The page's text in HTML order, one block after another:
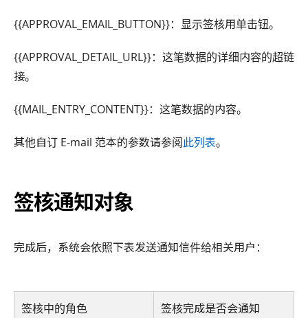
{{APPROVAL_EMAIL_BUTTON}}：显示签核用单击钮。
{{APPROVAL_DETAIL_URL}}：这笔数据的详细内容的超链
接。
{{MAIL_ENTRY_CONTENT}}：这笔数据的内容。
其他自订 E-mail 范本的参数请参阅此列表。
签核通知对象
完成后，系统会依照下表发送通知信件给相关用户：
签核中的角色 签核完成是否会通知